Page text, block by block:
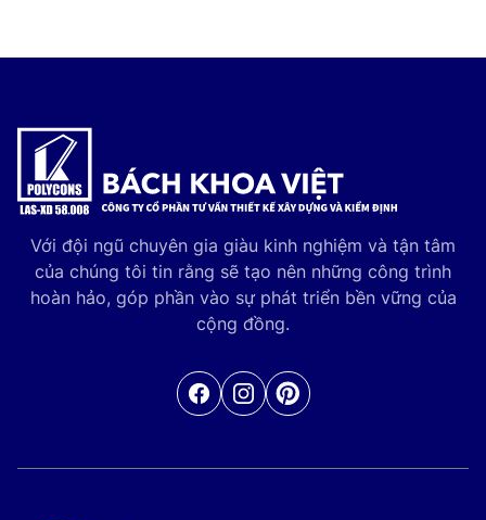
Với đội ngũ chuyên gia giàu kinh nghiệm và tận tâm
của chúng tôi tin rằng sẽ tạo nên những công trình
hoàn hảo, góp phần vào sự phát triển bền vững của
cộng đồng.
Facebook Pinterest